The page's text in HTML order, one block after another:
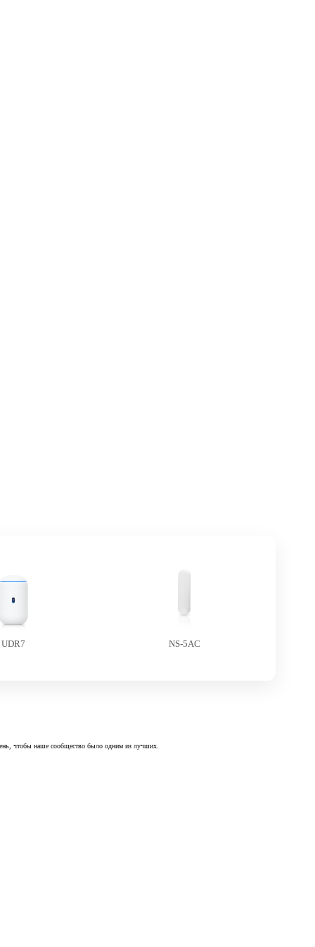
UDR7 NS-5AC
чтобы наше сообщество было одним из лучших.